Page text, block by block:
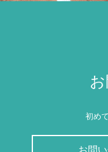
初め
お問